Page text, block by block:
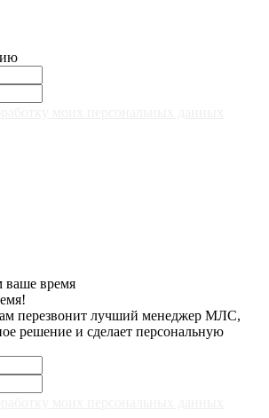
перезвонит лучший менеджер МЛС,
решение и сделает персональную